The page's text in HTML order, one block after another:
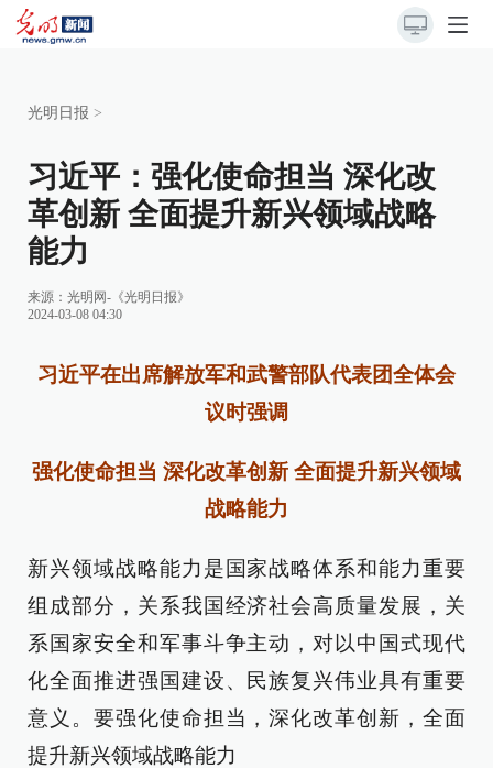
光明日报 >
习近平：强化使命担当 深化改
革创新 全面提升新兴领域战略
能力
来源： 光明网-《光明日报》
2024-03-08 04:30
习近平在出席解放军和武警部队代表团全体会
议时强调
强化使命担当 深化改革创新 全面提升新兴领域
战略能力
新兴领域战略能力是国家战略体系和能力重要
组成部分，关系我国经济社会高质量发展，关
系国家安全和军事斗争主动，对以中国式现代
化全面推进强国建设、民族复兴伟业具有重要
意义。要强化使命担当，深化改革创新，全面
提升新兴领域战略能力